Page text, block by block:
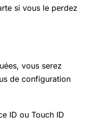
si vous le perdez
vous serez
de configuration
ID ou Touch ID